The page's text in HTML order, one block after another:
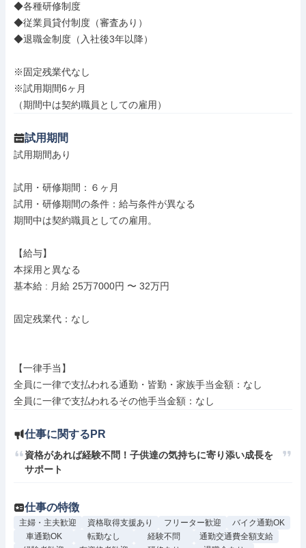
◆各種研修制度
◆従業員貸付制度（審査あり）
◆退職金制度（入社後3年以降）
※固定残業代なし
※試用期間6ヶ月
（期間中は契約職員としての雇用）
試用期間
試用期間あり
試用・研修期間：６ヶ月
試用・研修期間の条件：給与条件が異なる
期間中は契約職員としての雇用。
【給与】
本採用と異なる
基本給 : 月給 25万7000円 〜 32万円
固定残業代：なし
【一律手当】
全員に一律で支払われる通勤・皆勤・家族手当金額：なし
仕事に関するPR
資格があれば経験不問！子供達の気持ちに寄り添い成長を
サポート
仕事の特徴
主婦・主夫歓迎 資格取得支援あり フリーター歓迎
バイク通勤OK
車通勤OK
転勤なし 経験不問
通勤交通費全額支給